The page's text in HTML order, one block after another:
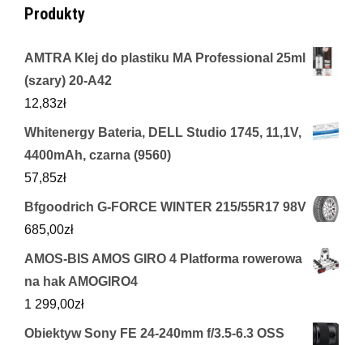
Produkty
AMTRA Klej do plastiku MA Professional 25ml
(szary) 20-A42
12,83zł
Whitenergy Bateria, DELL Studio 1745, 11,1V,
4400mAh, czarna (9560)
57,85zł
Bfgoodrich G-FORCE WINTER 215/55R17 98V
685,00zł
AMOS-BIS AMOS GIRO 4 Platforma rowerowa
na hak AMOGIRO4
1 299,00zł
Obiektyw Sony FE 24-240mm f/3.5-6.3 OSS